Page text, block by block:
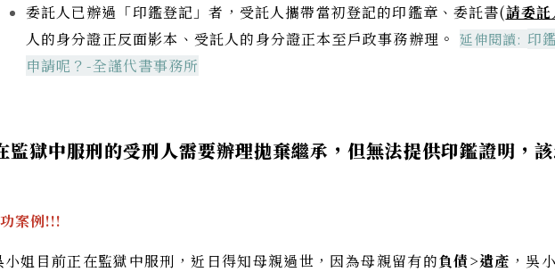
委託人已辦過「印鑑登記」者，受託人攜帶當初登記的印鑑章、委託書(請委
人的身分證正反面影本、受託人的身分證正本至戶政事務辦理。 延伸閱讀: 印
申請呢？-全謹代書事務所
監獄中服刑的受刑人需要辦理拋棄繼承，但無法提供印鑑證明，
案例!!!
小姐目前正在監獄中服刑，近日得知母親過世，因為母親留有的負債>遺產 ，吳